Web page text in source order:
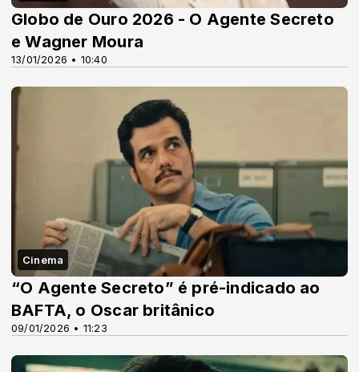
13/01/2026 • 10:40
Globo de Ouro 2026 - O Agente Secreto
e Wagner Moura
Cinema
09/01/2026 • 11:23
“O Agente Secreto” é pré-indicado ao
BAFTA, o Oscar britânico